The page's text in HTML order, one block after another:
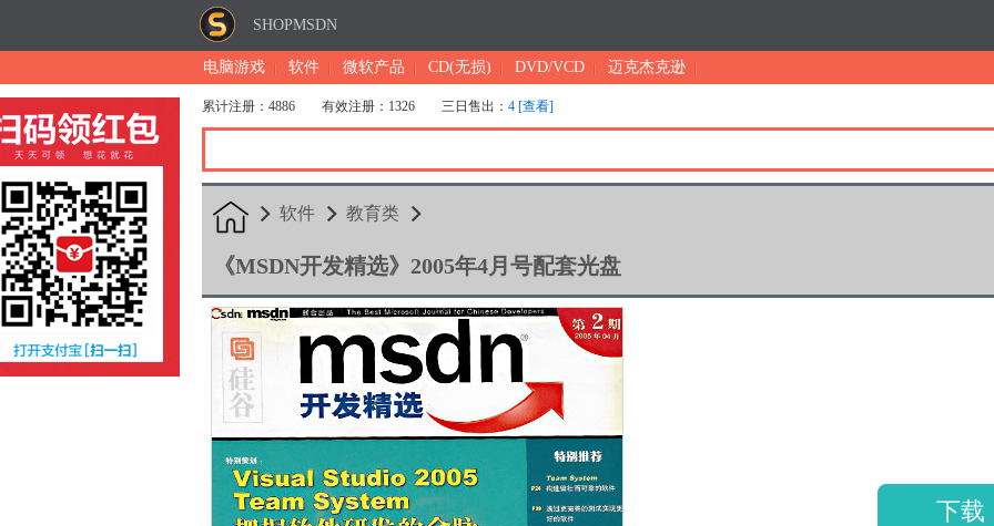
SHOPMSDN
电脑游戏 软件 微软产品 CD(无损) DVD/VCD 迈克杰克逊
累计注册：4886 有效注册：1326 三日售出： 4 [查看]
软件 教育类
《MSDN开发精选》2005年4月号配套光盘
下载